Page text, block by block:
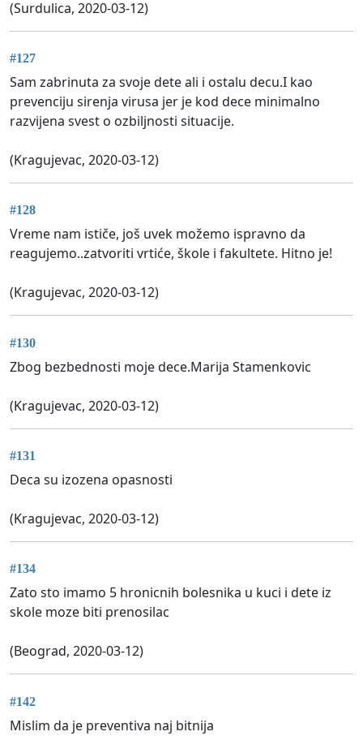
(Surdulica, 2020-03-12)
#127
Sam zabrinuta za svoje dete ali i ostalu decu.I kao
prevenciju sirenja virusa jer je kod dece minimalno
razvijena svest o ozbiljnosti situacije.
(Kragujevac, 2020-03-12)
#128
Vreme nam ističe, još uvek možemo ispravno da
reagujemo..zatvoriti vrtiće, škole i fakultete. Hitno je!
(Kragujevac, 2020-03-12)
#130
Zbog bezbednosti moje dece.Marija Stamenkovic
(Kragujevac, 2020-03-12)
#131
Deca su izozena opasnosti
(Kragujevac, 2020-03-12)
#134
Zato sto imamo 5 hronicnih bolesnika u kuci i dete iz
skole moze biti prenosilac
(Beograd, 2020-03-12)
#142
Mislim da je preventiva naj bitnija